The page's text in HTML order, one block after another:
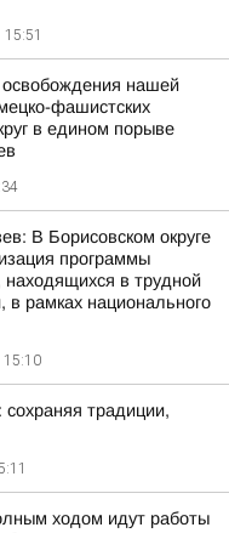
15:51
нашей
фашистских
в едином порыве
В Борисовском округе
программы
в трудной
в рамках национального
15:10
традиции,
ходом идут работы